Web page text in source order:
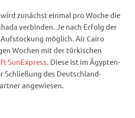
zunächst einmal pro Woche die
verbinden. Je nach Erfolg der
möglich. Air Cairo
Wochen mit der türkischen
SunExpress. Diese ist im Ägypten-
Schließung des Deutschland-
angewiesen.